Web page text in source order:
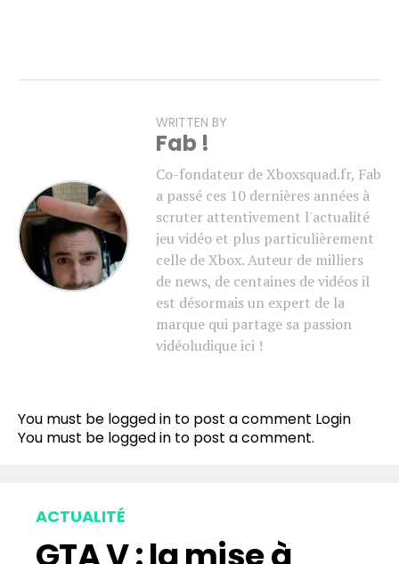
WRITTEN BY
Fab !
Co-fondateur de Xboxsquad.fr, Fab
a passé ces 10 dernières années à
scruter attentivement l'actualité
jeu vidéo et plus particulièrement
celle de Xbox. Auteur de milliers
de news, de centaines de vidéos il
est désormais un expert de la
marque qui partage sa passion
vidéoludique ici !
You must be logged in to post a comment Login
You must be logged in to post a comment.
ACTUALITÉ